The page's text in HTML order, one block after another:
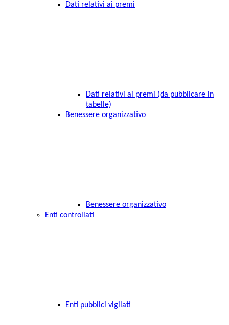
Dati relativi ai premi
Dati relativi ai premi (da pubblicare in
tabelle)
Benessere organizzativo
Benessere organizzativo
Enti controllati
Enti pubblici vigilati